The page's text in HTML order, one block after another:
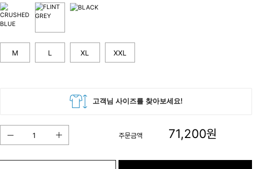
M L XL XXL
주문금액 71,200원